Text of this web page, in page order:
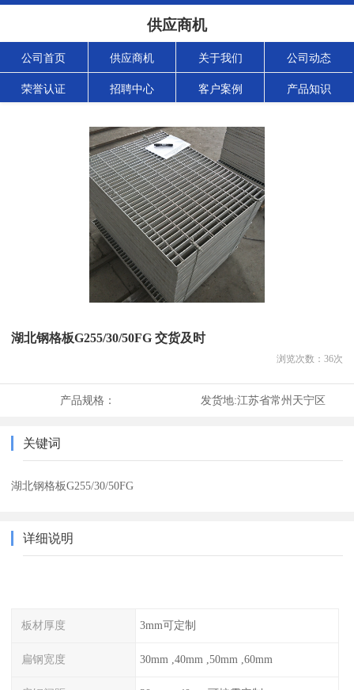
供应商机
公司首页 供应商机 关于我们 公司动态
荣誉认证 招聘中心 客户案例 产品知识
湖北钢格板G255/30/50FG 交货及时
浏览次数： 36次
产品规格： 发货地:江苏省常州天宁区
关键词
湖北钢格板G255/30/50FG
详细说明
板材厚度 3mm可定制
扁钢宽度 30mm ,40mm ,50mm ,60mm